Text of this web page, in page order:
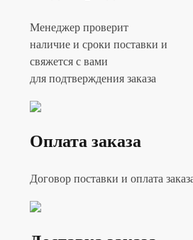
Менеджер проверит
наличие и сроки поставки и
свяжется с вами
для подтверждения заказа
Оплата заказа
Договор поставки и оплата